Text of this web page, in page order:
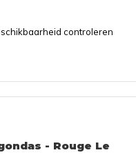
controleren
- Rouge Le